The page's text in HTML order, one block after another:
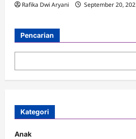
Rafika Dwi Aryani September 20,
Pencarian
Kategori
Anak